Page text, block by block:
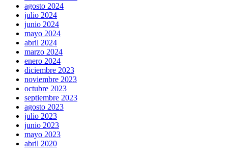
agosto 2024
julio 2024
junio 2024
mayo 2024
abril 2024
marzo 2024
enero 2024
diciembre 2023
noviembre 2023
octubre 2023
septiembre 2023
agosto 2023
julio 2023
junio 2023
mayo 2023
abril 2020